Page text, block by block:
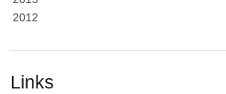
2012
Links